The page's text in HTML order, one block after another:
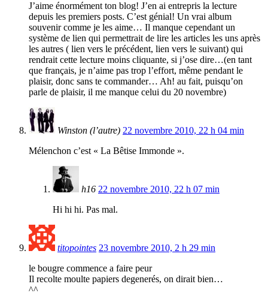
J’aime énormément ton blog! J’en ai entrepris la lecture
depuis les premiers posts. C’est génial! Un vrai album
souvenir comme je les aime… Il manque cependant un
système de lien qui permettrait de lire les articles les uns après
les autres ( lien vers le précédent, lien vers le suivant) qui
rendrait cette lecture moins cliquante, si j’ose dire…(en tant
que français, je n’aime pas trop l’effort, même pendant le
plaisir, donc sans te commander… Ah! au fait, puisqu’on
parle de plaisir, il me manque celui du 20 novembre)
Winston (l’autre) 22 novembre 2010, 22 h 04 min
Mélenchon c’est « La Bêtise Immonde ».
h16 22 novembre 2010, 22 h 07 min
Hi hi hi. Pas mal.
titopointes 23 novembre 2010, 2 h 29 min
le bougre commence a faire peur
Il recolte moulte papiers degenerés, on dirait bien…
^^